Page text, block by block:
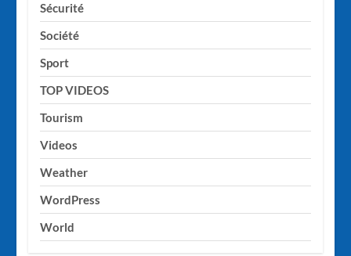
Sécurité
Société
Sport
TOP VIDEOS
Tourism
Videos
Weather
WordPress
World